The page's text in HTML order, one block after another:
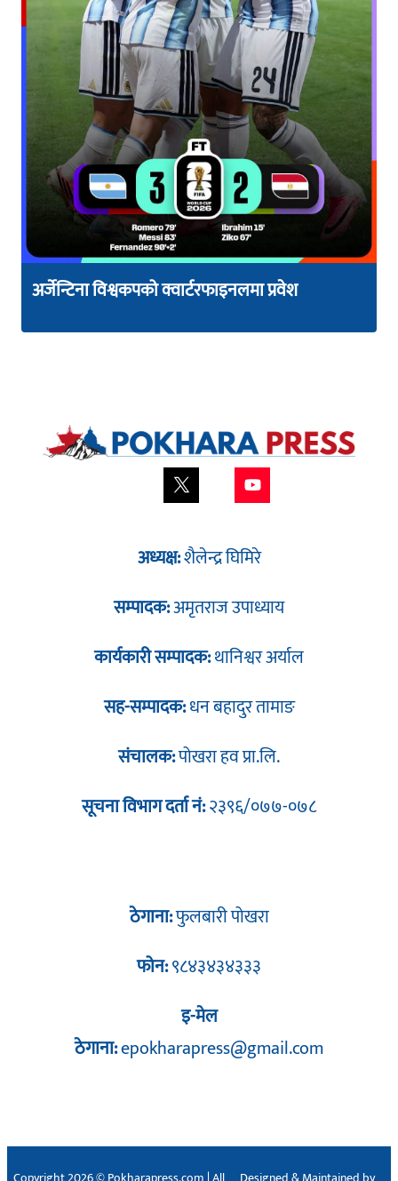
अर्जेन्टिना विश्वकपको क्वार्टरफाइनलमा प्रवेश
अध्यक्ष:शैलेन्द्र घिमिरे
सम्पादक:अमृतराज उपाध्याय
कार्यकारी सम्पादक:थानिश्वर अर्याल
सह-सम्पादक:धन बहादुर तामाङ
संचालक:पोखरा हव प्रा.लि.
सूचना विभाग दर्ता नं:२३९६/०७७-०७८
ठेगाना:फुलबारी पोखरा
फोन:९८४३४३४३३३
इ-मेल
ठेगाना:epokharapress@gmail.com